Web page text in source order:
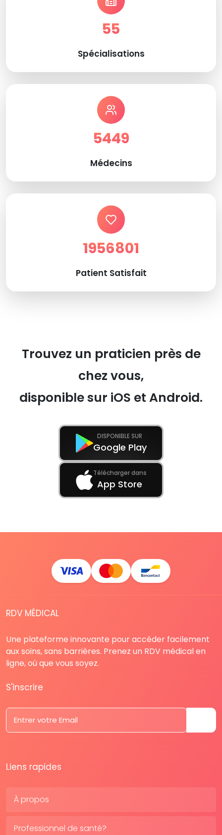
55
Spécialisations
5449
Médecins
1956801
Patient Satisfait
Trouvez un praticien près de
chez vous,
disponible sur iOS et Android.
DISPONIBLE SUR
Google Play
Télécharger dans
App Store
RDV MÉDICAL
Une plateforme innovante pour accéder facilement
aux soins, sans barrières. Prenez un RDV médical en
ligne, où que vous soyez.
S'inscrire
Liens rapides
À propos
Professionnel de santé?